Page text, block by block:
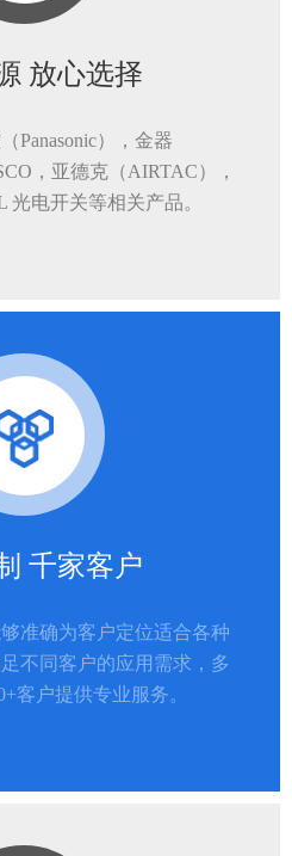
放心选择
Panasonic），金器
，亚德克（AIRTAC），
光电开关等相关产品。
千家客户
准确为客户定位适合各种
不同客户的应用需求，多
客户提供专业服务。